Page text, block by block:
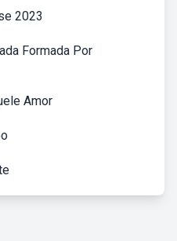
2023
Formada Por
Amor